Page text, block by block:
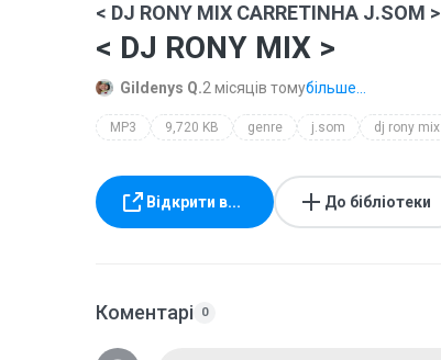
< DJ RONY MIX CARRETINHA J.SOM >
< DJ RONY MIX >
Gildenys Q.2 місяців томубільше...
MP3 9,720 KB genre j.som
Відкрити в... До бібліотеки
Коментарі 0